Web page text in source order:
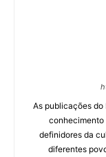
As publicações do
conhecimento
definidores da
diferentes